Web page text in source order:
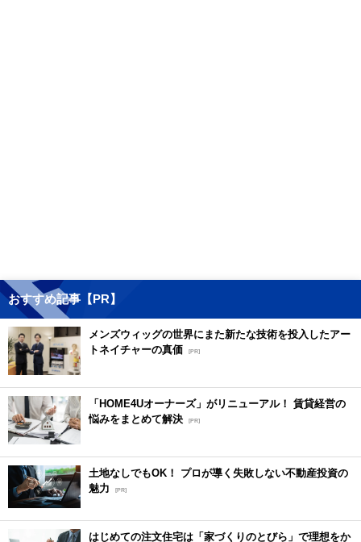
おすすめ記事【PR】
メンズウィッグの世界にまた新たな技術を投入したアー
トネイチャーの真価 [PR]
「HOME4Uオーナーズ」がリニューアル！ 賃貸経営の
悩みをまとめて解決 [PR]
土地なしでもOK！ プロが導く失敗しない不動産投資の
魅力
[PR]
はじめての注文住宅は「家づくりのとびら」で理想をか